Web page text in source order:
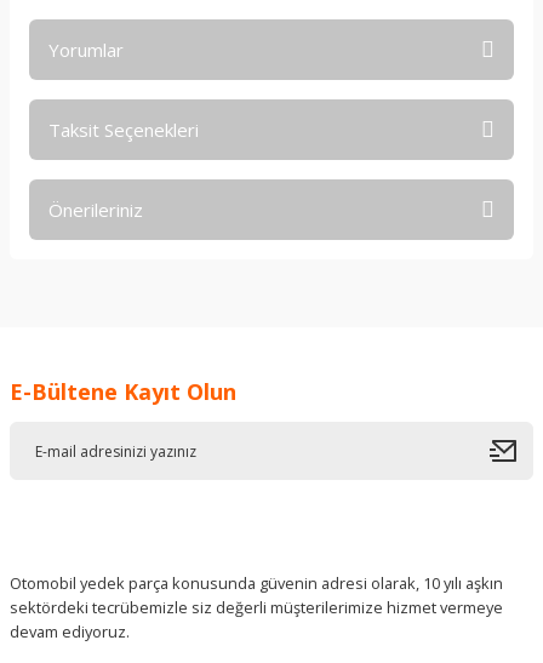
Yorumlar
Taksit Seçenekleri
Önerileriniz
Ürün resmi kalitesiz, bozuk veya görüntülenemiyor.
E-Bültene Kayıt Olun
Otomobil yedek parça konusunda güvenin adresi olarak, 10 yılı aşkın
sektördeki tecrübemizle siz değerli müşterilerimize hizmet vermeye
devam ediyoruz.